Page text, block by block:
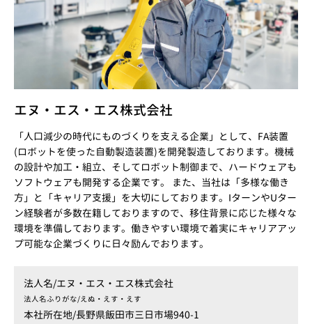
エヌ・エス・エス株式会社
「人口減少の時代にものづくりを支える企業」として、FA装置
(ロボットを使った自動製造装置)を開発製造しております。機械
の設計や加工・組立、そしてロボット制御まで、ハードウェアも
ソフトウェアも開発する企業です。 また、当社は「多様な働き
方」と「キャリア支援」を大切にしております。IターンやUター
ン経験者が多数在籍しておりますので、移住背景に応じた様々な
環境を準備しております。働きやすい環境で着実にキャリアアッ
プ可能な企業づくりに日々励んでおります。
法人名/エヌ・エス・エス株式会社
法人名ふりがな/えぬ・えす・えす
本社所在地/長野県飯田市三日市場940-1